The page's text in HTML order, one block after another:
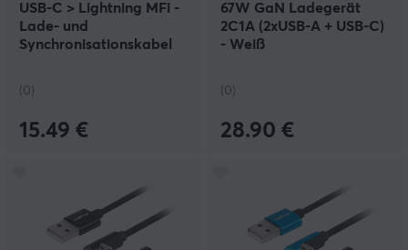
USB-C > Lightning MFi -
Lade- und
Synchronisationskabel
(0)
15.49 €
67W GaN Ladegerät
2C1A (2xUSB-A + USB-C)
- Weiß
(0)
28.90 €